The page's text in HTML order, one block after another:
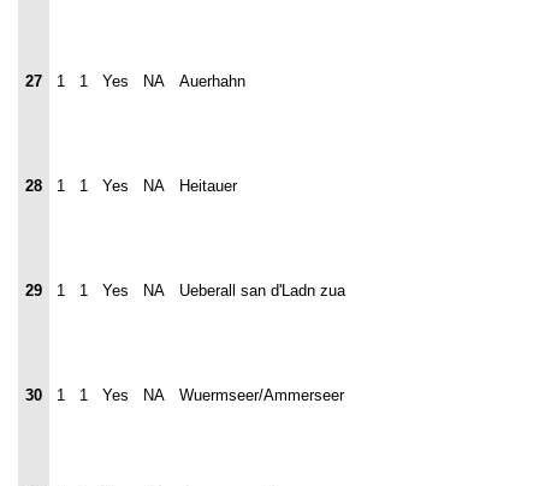
27 1 1 Yes NA Auerhahn
28 1 1 Yes NA Heitauer
29 1 1 Yes NA Ueberall san d'Ladn zua
30 1 1 Yes NA Wuermseer/Ammerseer